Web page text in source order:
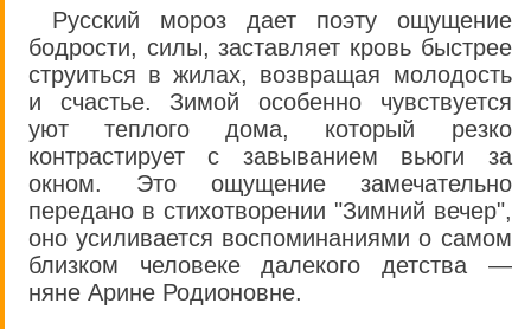
Русский мороз дает поэту ощущение
бодрости, силы, заставляет кровь быстрее
струиться в жилах, возвращая молодость
и счастье. Зимой особенно чувствуется
уют теплого дома, который резко
контрастирует с завыванием вьюги за
окном. Это ощущение замечательно
передано в стихотворении "Зимний вечер",
оно усиливается воспоминаниями о самом
близком человеке далекого детства —
няне Арине Родионовне.